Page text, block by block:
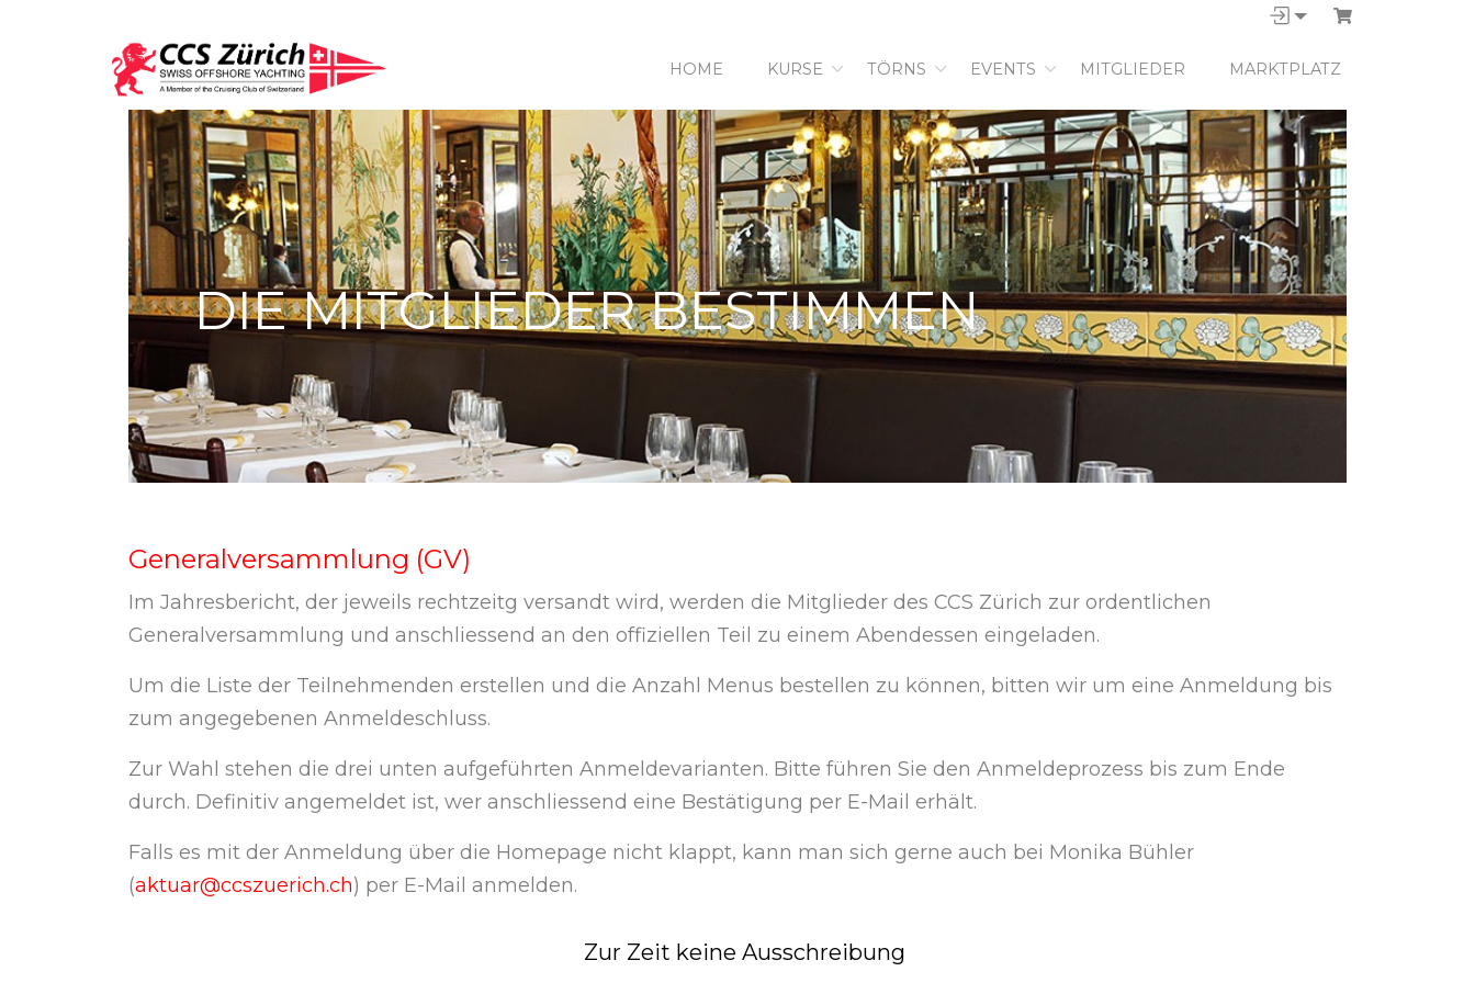
HOME KURSE TÖRNS EVENTS MITGLIEDER MARKTPLATZ
DIE MITGLIEDER BESTIMMEN
Generalversammlung (GV)
Im Jahresbericht, der jeweils rechtzeitg versandt wird, werden die Mitglieder des CCS Zürich zur ordentlichen
Generalversammlung und anschliessend an den offiziellen Teil zu einem Abendessen eingeladen.
Um die Liste der Teilnehmenden erstellen und die Anzahl Menus bestellen zu können, bitten wir um eine Anmeldung bis
zum angegebenen Anmeldeschluss.
Zur Wahl stehen die drei unten aufgeführten Anmeldevarianten. Bitte führen Sie den Anmeldeprozess bis zum Ende
durch. Definitiv angemeldet ist, wer anschliessend eine Bestätigung per E-Mail erhält.
Falls es mit der Anmeldung über die Homepage nicht klappt, kann man sich gerne auch bei Monika Bühler
(aktuar@ccszuerich.ch) per E-Mail anmelden.
Zur Zeit keine Ausschreibung